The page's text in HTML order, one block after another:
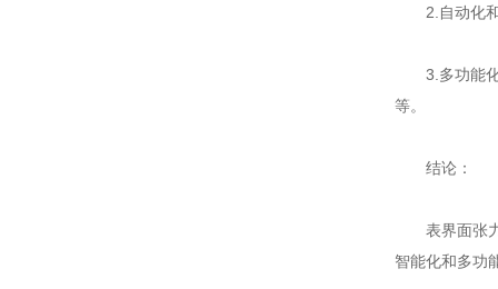
2.自动化和
3.多功能化
等。
结论：
表界面张力
智能化和多功